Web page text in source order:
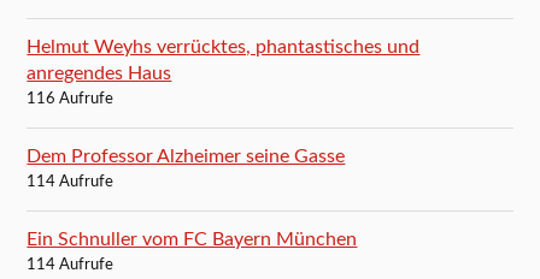
Helmut Weyhs verrücktes, phantastisches und
anregendes Haus
116 Aufrufe
Dem Professor Alzheimer seine Gasse
114 Aufrufe
Ein Schnuller vom FC Bayern München
114 Aufrufe